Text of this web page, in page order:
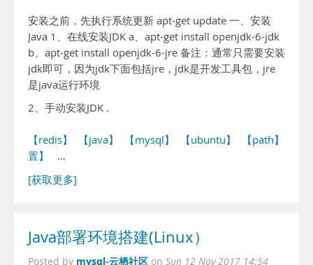
安装之前，先执行系统更新 apt-get update 一、安装
Java 1、在线安装JDK a、apt-get install openjdk-6-jdk
b、apt-get install openjdk-6-jre 备注：通常只需要安装
jdk即可，因为jdk下面包括jre，jdk是开发工具包，jre
是java运行环境
2、手动安装JDK .
【redis】 【java】 【mysql】 【ubuntu】 【path】
置】
…
[获取更多]
Java部署环境搭建(Linux）
Posted by mysql-云栖社区 on Sun 12 Nov 2017 14:54